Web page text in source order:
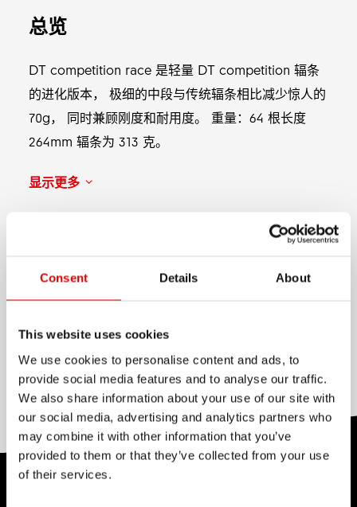
Consent Details About
This website uses cookies
We use cookies to personalise content and ads, to
provide social media features and to analyse our traffic.
We also share information about your use of our site with
our social media, advertising and analytics partners who
may combine it with other information that you’ve
provided to them or that they’ve collected from your use
of their services.
总览
DT competition race 是轻量 DT competition 辐条
的进化版本， 极细的中段与传统辐条相比减少惊人的
70g， 同时兼顾刚度和耐用度。 重量：64 根长度
264mm 辐条为 313 克。
显示更多
变径
Double butted